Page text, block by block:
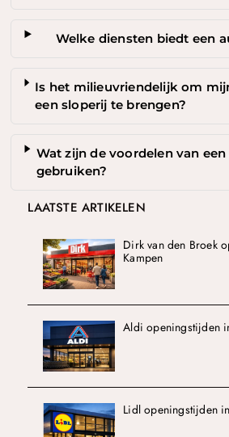
Welke diensten biedt een
Is het milieuvriendelijk om
een sloperij te brengen?
Wat zijn de voordelen van
gebruiken?
LAATSTE ARTIKELEN
Dirk van den Broek
Kampen
Aldi openingstijden
Lidl openingstijden